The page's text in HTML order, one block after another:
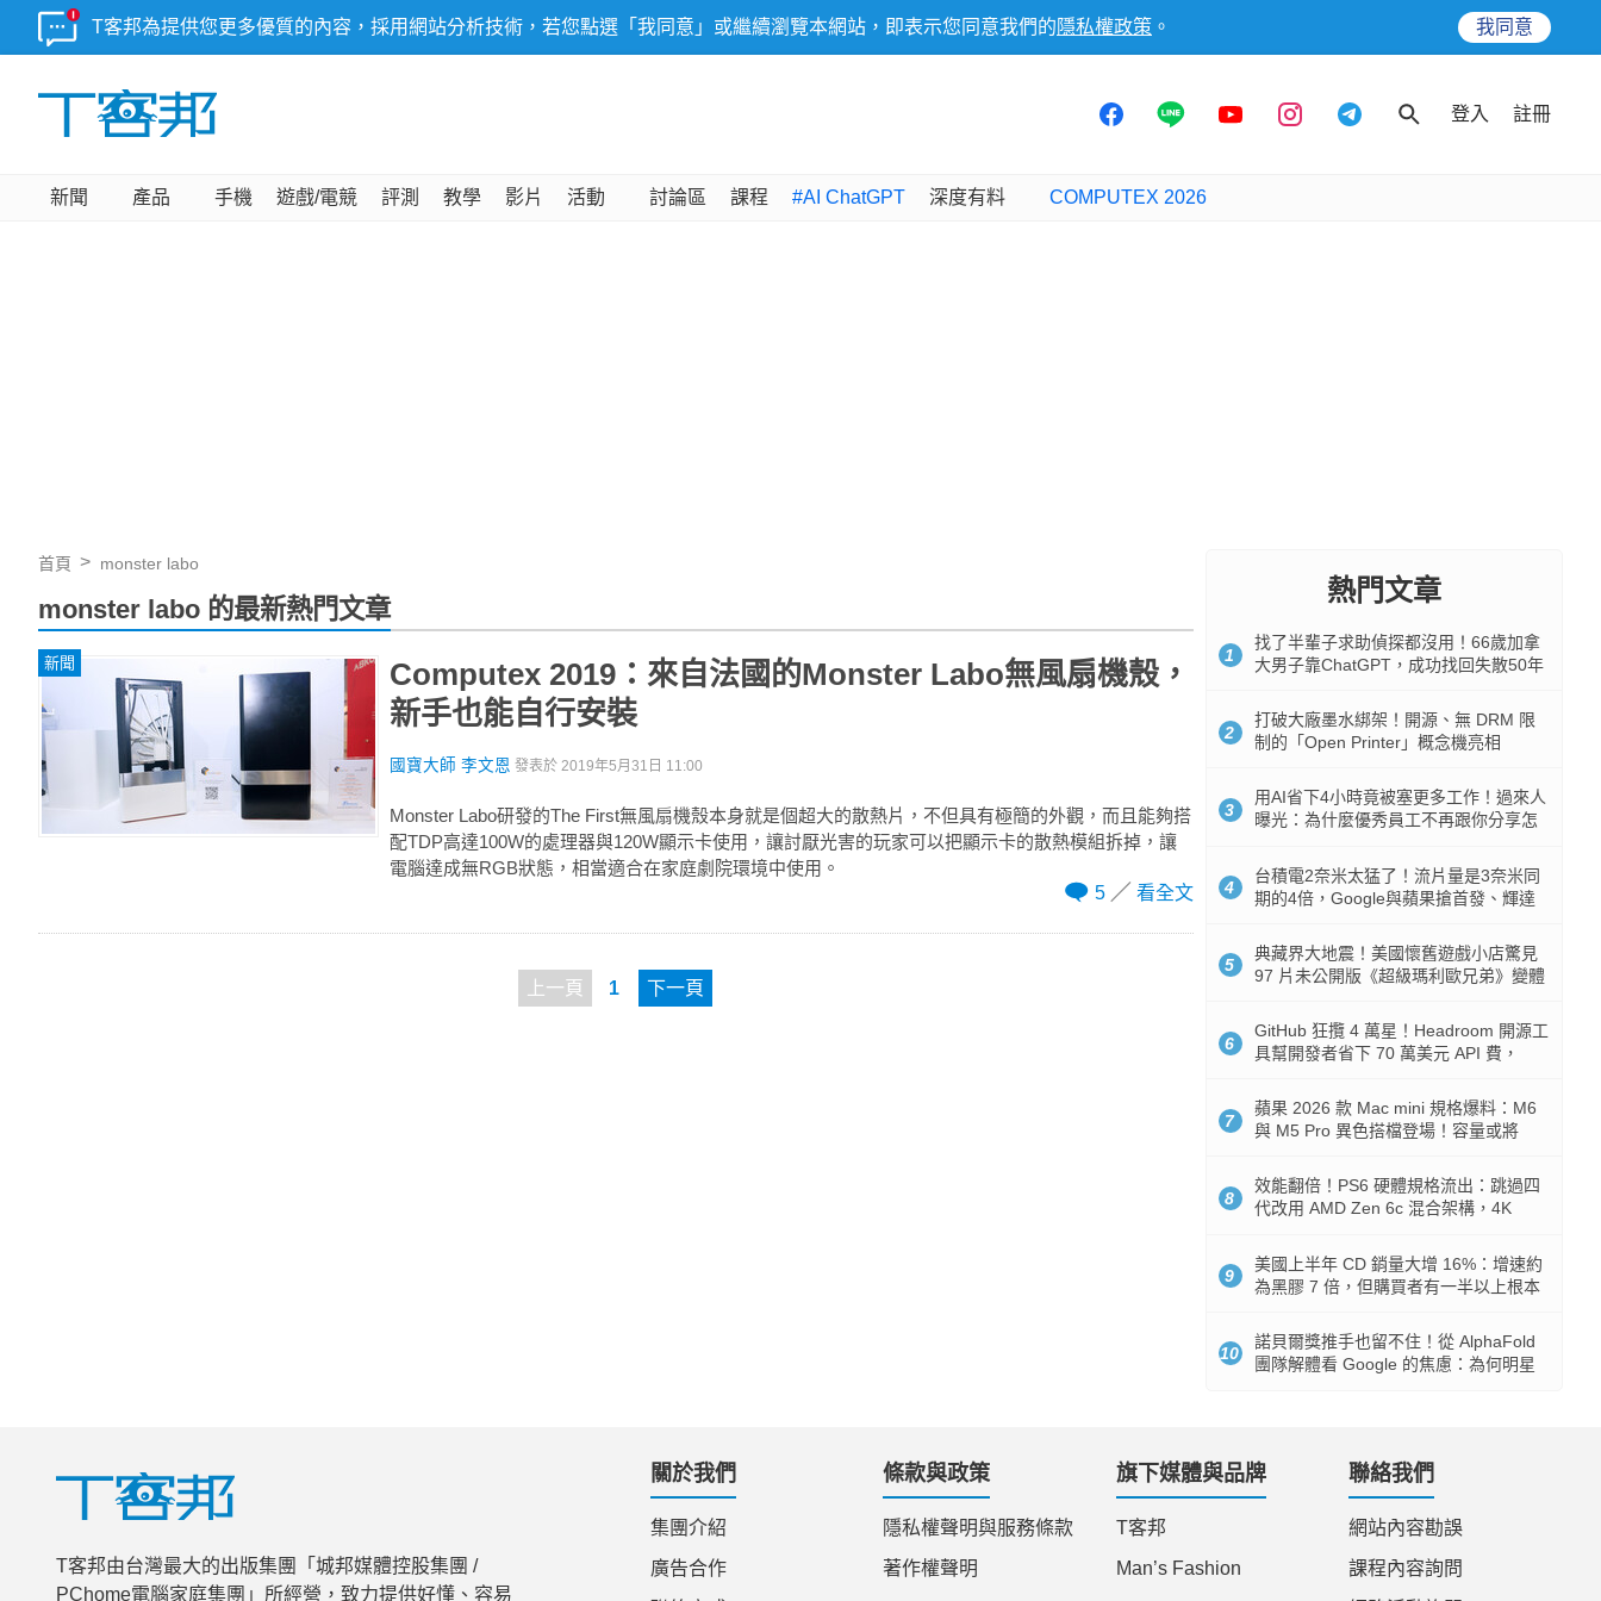
T客邦為提供您更多優質的內容，採用網站分析技術，若您點選「我同意」或繼續瀏覽本網站，即表示您同意我們的 隱私權政策 。 我同意
登入 註冊
新聞 產品 手機 遊戲/電競 評測 教學 影片 活動 討論區 課程 #AI ChatGPT 深度有料 COMPUTEX 2026
首頁 monster labo
monster labo 的最新熱門文章
新聞
Computex 2019：來自法國的Monster Labo無風扇機殼，
新手也能自行安裝
國寶大師 李文恩 發表於 2019年5月31日 11:00
Monster Labo研發的The First無風扇機殼本身就是個超大的散熱片，不但具有極簡的外觀，而且能夠搭
配TDP高達100W的處理器與120W顯示卡使用，讓討厭光害的玩家可以把顯示卡的散熱模組拆掉，讓
電腦達成無RGB狀態，相當適合在家庭劇院環境中使用。
5
看全文
上一頁 1 下一頁
熱門文章
1
找了半輩子求助偵探都沒用！66歲加拿
大男子靠ChatGPT，成功找回失散50年
2
打破大廠墨水綁架！開源、無 DRM 限
制的「Open Printer」概念機亮相
3
用AI省下4小時竟被塞更多工作！過來人
曝光：為什麼優秀員工不再跟你分享怎
4
台積電2奈米太猛了！流片量是3奈米同
期的4倍，Google與蘋果搶首發、輝達
5
典藏界大地震！美國懷舊遊戲小店驚見
97 片未公開版《超級瑪利歐兄弟》變體
6
GitHub 狂攬 4 萬星！Headroom 開源工
具幫開發者省下 70 萬美元 API 費，
7
蘋果 2026 款 Mac mini 規格爆料：M6
與 M5 Pro 異色搭檔登場！容量或將
8
效能翻倍！PS6 硬體規格流出：跳過四
代改用 AMD Zen 6c 混合架構，4K
9
美國上半年 CD 銷量大增 16%：增速約
為黑膠 7 倍，但購買者有一半以上根本
10
諾貝爾獎推手也留不住！從 AlphaFold
團隊解體看 Google 的焦慮：為何明星
T客邦由台灣最大的出版集團「城邦媒體控股集團 /
PChome電腦家庭集團」所經營，致力提供好懂、容易
關於我們
集團介紹
廣告合作
條款與政策
隱私權聲明與服務條款
著作權聲明
旗下媒體與品牌
T客邦
Man’s Fashion
聯絡我們
網站內容勘誤
課程內容詢問